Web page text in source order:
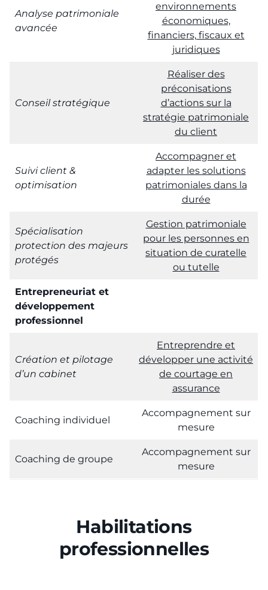
Analyse patrimoniale
avancée
environnements
économiques,
financiers, fiscaux et
juridiques
Conseil stratégique
Réaliser des
préconisations
d’actions sur la
stratégie patrimoniale
du client
Suivi client &
optimisation
Accompagner et
adapter les solutions
patrimoniales dans la
durée
Spécialisation
protection des majeurs
protégés
Gestion patrimoniale
pour les personnes en
situation de curatelle
ou tutelle
Entrepreneuriat et
développement
professionnel
Création et pilotage
d’un cabinet
Entreprendre et
développer une activité
de courtage en
assurance
Coaching individuel
Accompagnement sur
mesure
Coaching de groupe
Accompagnement sur
mesure
Habilitations
professionnelles